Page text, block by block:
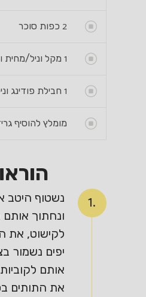
2 כפות סוכר
1 מקל וניל/מחית
1 חבילת פודינג
מומלץ להוסיף
1.
נשטוף היטב
ונחתוך
לקישוט, את
יפים נשמור
אותם
את התותים